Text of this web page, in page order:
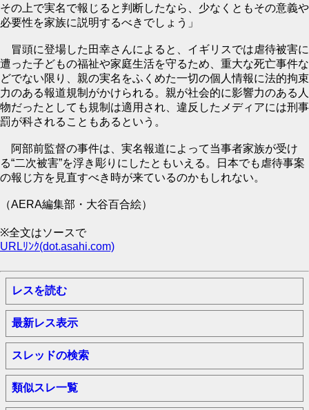
その上で実名で報じると判断したなら、少なくともその意義や
必要性を家族に説明するべきでしょう」
冒頭に登場した田幸さんによると、イギリスでは虐待被害に
遭った子どもの福祉や家庭生活を守るため、重大な死亡事件な
どでない限り、親の実名をふくめた一切の個人情報に法的拘束
力のある報道規制がかけられる。親が社会的に影響力のある人
物だったとしても規制は適用され、違反したメディアには刑事
罰が科されることもあるという。
阿部前監督の事件は、実名報道によって当事者家族が受け
る“二次被害”を浮き彫りにしたともいえる。日本でも虐待事案
の報じ方を見直すべき時が来ているのかもしれない。
（AERA編集部・大谷百合絵）
※全文はソースで
URLﾘﾝｸ(dot.asahi.com)
レスを読む
最新レス表示
スレッドの検索
類似スレ一覧